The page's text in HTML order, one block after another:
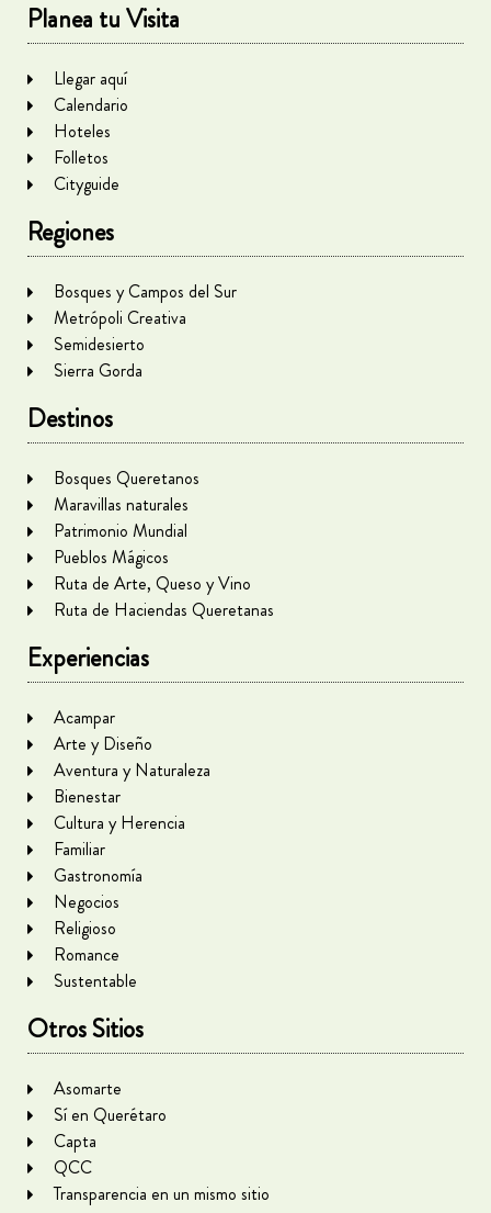
Planea tu Visita
Llegar aquí
Calendario
Hoteles
Folletos
Cityguide
Regiones
Bosques y Campos del Sur
Metrópoli Creativa
Semidesierto
Sierra Gorda
Destinos
Bosques Queretanos
Maravillas naturales
Patrimonio Mundial
Pueblos Mágicos
Ruta de Arte, Queso y Vino
Ruta de Haciendas Queretanas
Experiencias
Acampar
Arte y Diseño
Aventura y Naturaleza
Bienestar
Cultura y Herencia
Familiar
Gastronomía
Negocios
Religioso
Romance
Sustentable
Otros Sitios
Asomarte
Sí en Querétaro
Capta
QCC
Transparencia en un mismo sitio